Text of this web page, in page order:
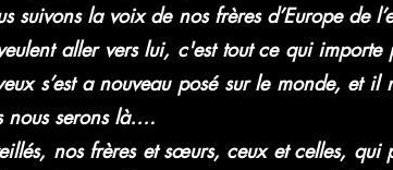
suivons la voix de nos frères d’Europe de
aller vers lui, c'est tout ce qui
s’est a nouveau posé sur le monde, et
nous serons là….
nos frères et sœurs, ceux et celles, qui